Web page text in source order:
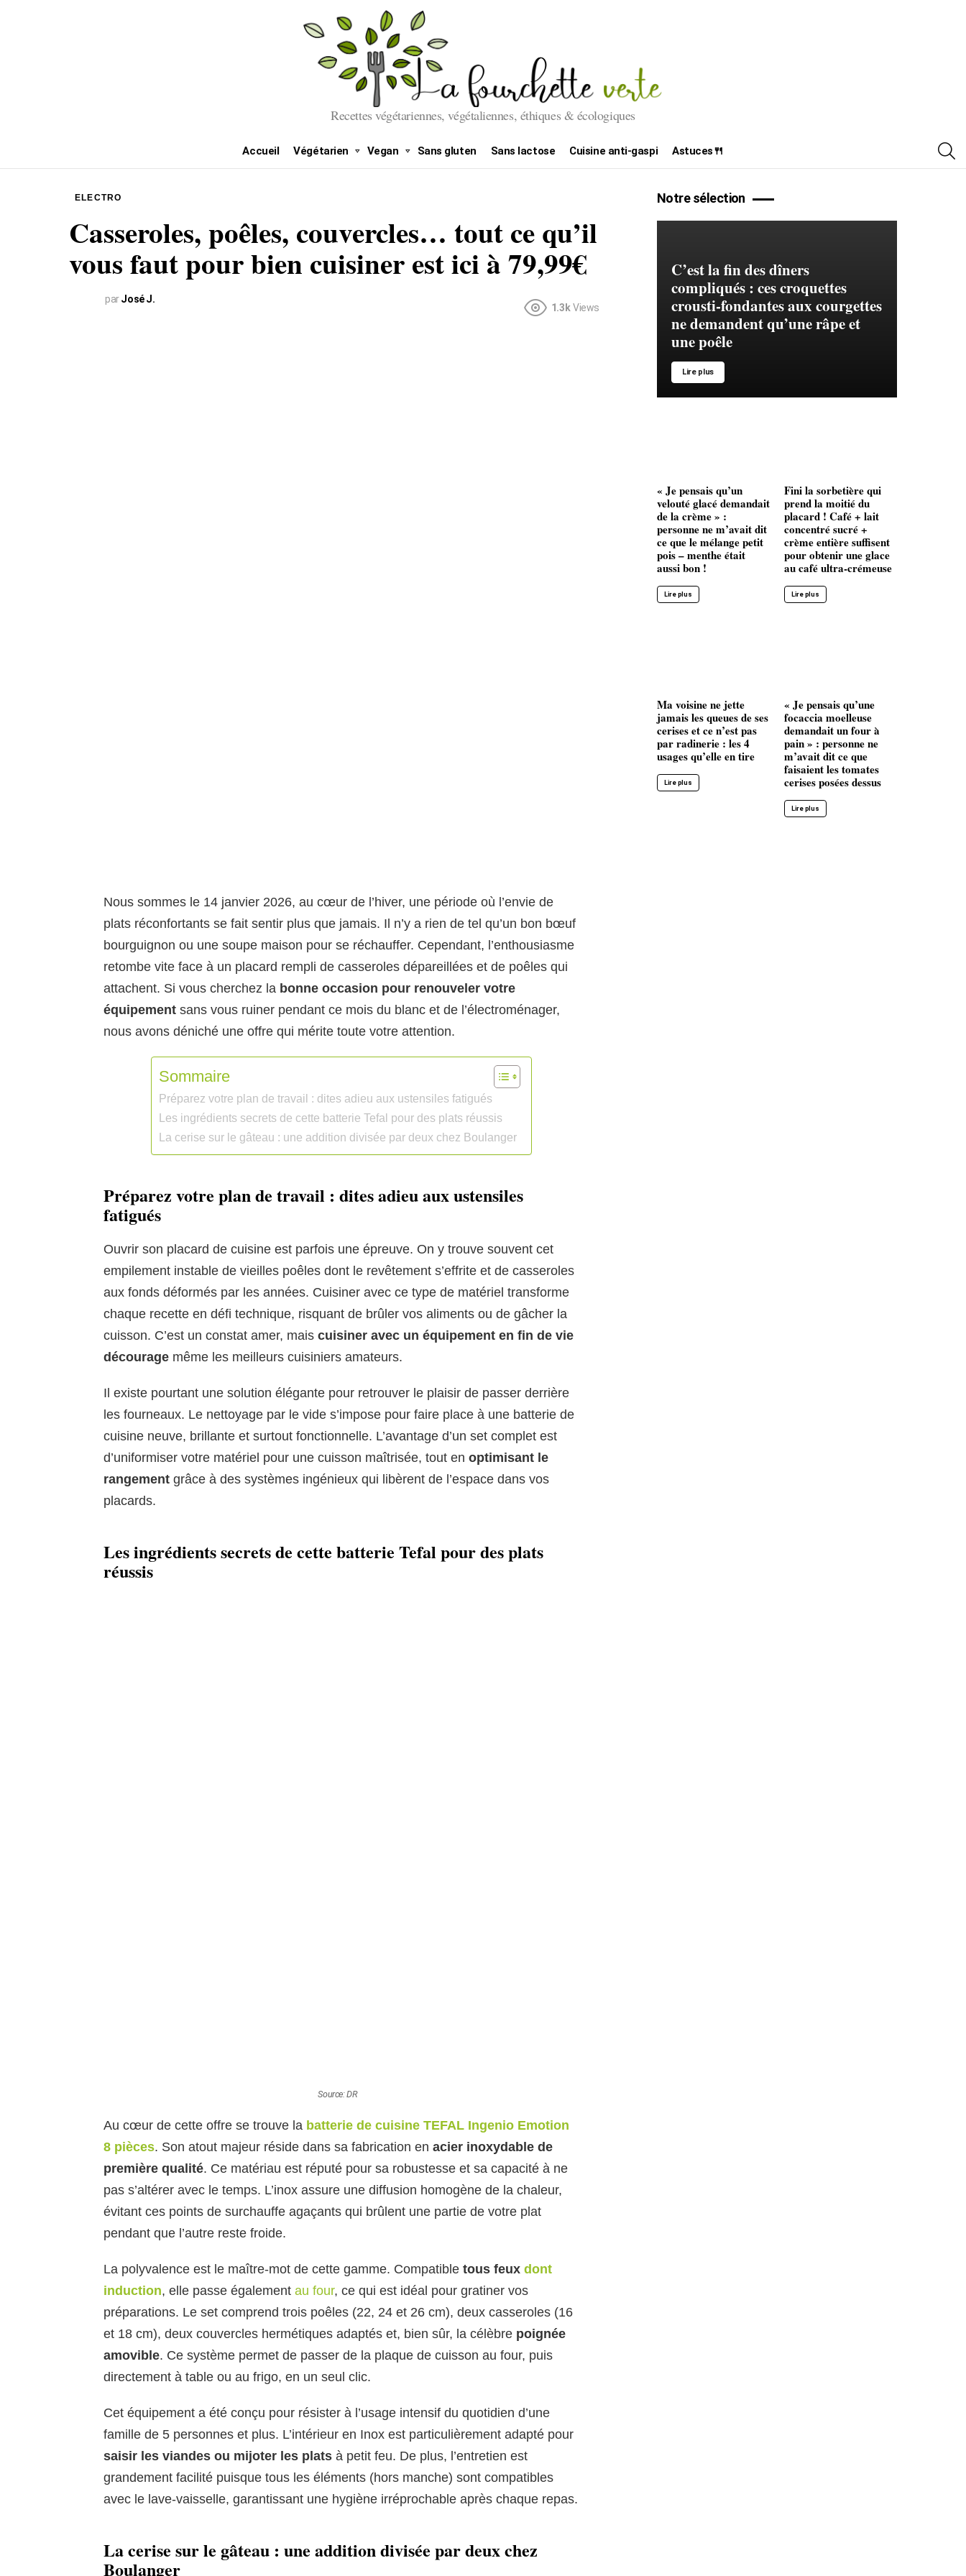
Recettes végétariennes, végétaliennes, éthiques & écologiques
Accueil Végétarien Vegan Sans gluten Sans lactose Cuisine anti-gaspi Astuces🍴
ELECTRO
Casseroles, poêles, couvercles… tout ce qu’il
vous faut pour bien cuisiner est ici à 79,99€
par José J.
1.3k Views
Nous sommes le 14 janvier 2026, au cœur de l’hiver, une période où l’envie de
plats réconfortants se fait sentir plus que jamais. Il n’y a rien de tel qu’un bon bœuf
bourguignon ou une soupe maison pour se réchauffer. Cependant, l’enthousiasme
retombe vite face à un placard rempli de casseroles dépareillées et de poêles qui
attachent. Si vous cherchez la bonne occasion pour renouveler votre
équipement sans vous ruiner pendant ce mois du blanc et de l’électroménager,
nous avons déniché une offre qui mérite toute votre attention.
Sommaire
Préparez votre plan de travail : dites adieu aux ustensiles fatigués
Les ingrédients secrets de cette batterie Tefal pour des plats réussis
La cerise sur le gâteau : une addition divisée par deux chez Boulanger
Préparez votre plan de travail : dites adieu aux ustensiles
fatigués
Ouvrir son placard de cuisine est parfois une épreuve. On y trouve souvent cet
empilement instable de vieilles poêles dont le revêtement s’effrite et de casseroles
aux fonds déformés par les années. Cuisiner avec ce type de matériel transforme
chaque recette en défi technique, risquant de brûler vos aliments ou de gâcher la
cuisson. C’est un constat amer, mais cuisiner avec un équipement en fin de vie
décourage même les meilleurs cuisiniers amateurs.
Il existe pourtant une solution élégante pour retrouver le plaisir de passer derrière
les fourneaux. Le nettoyage par le vide s’impose pour faire place à une batterie de
cuisine neuve, brillante et surtout fonctionnelle. L’avantage d’un set complet est
d’uniformiser votre matériel pour une cuisson maîtrisée, tout en optimisant le
rangement grâce à des systèmes ingénieux qui libèrent de l’espace dans vos
placards.
Les ingrédients secrets de cette batterie Tefal pour des plats
réussis
Source: DR
Au cœur de cette offre se trouve la batterie de cuisine TEFAL Ingenio Emotion
8 pièces. Son atout majeur réside dans sa fabrication en acier inoxydable de
première qualité. Ce matériau est réputé pour sa robustesse et sa capacité à ne
pas s’altérer avec le temps. L’inox assure une diffusion homogène de la chaleur,
évitant ces points de surchauffe agaçants qui brûlent une partie de votre plat
pendant que l’autre reste froide.
La polyvalence est le maître-mot de cette gamme. Compatible tous feux dont
induction, elle passe également au four, ce qui est idéal pour gratiner vos
préparations. Le set comprend trois poêles (22, 24 et 26 cm), deux casseroles (16
et 18 cm), deux couvercles hermétiques adaptés et, bien sûr, la célèbre poignée
amovible. Ce système permet de passer de la plaque de cuisson au four, puis
directement à table ou au frigo, en un seul clic.
Cet équipement a été conçu pour résister à l’usage intensif du quotidien d’une
famille de 5 personnes et plus. L’intérieur en Inox est particulièrement adapté pour
saisir les viandes ou mijoter les plats à petit feu. De plus, l’entretien est
grandement facilité puisque tous les éléments (hors manche) sont compatibles
avec le lave-vaisselle, garantissant une hygiène irréprochable après chaque repas.
La cerise sur le gâteau : une addition divisée par deux chez
Boulanger
Notre sélection
C’est la fin des dîners
compliqués : ces croquettes
crousti-fondantes aux courgettes
ne demandent qu’une râpe et
une poêle
Lire plus
« Je pensais qu’un
velouté glacé demandait
de la crème » :
personne ne m’avait dit
ce que le mélange petit
pois – menthe était
aussi bon !
Lire plus
Fini la sorbetière qui
prend la moitié du
placard ! Café + lait
concentré sucré +
crème entière suffisent
pour obtenir une glace
au café ultra-crémeuse
Lire plus
Ma voisine ne jette
jamais les queues de ses
cerises et ce n’est pas
par radinerie : les 4
usages qu’elle en tire
Lire plus
« Je pensais qu’une
focaccia moelleuse
demandait un four à
pain » : personne ne
m’avait dit ce que
faisaient les tomates
cerises posées dessus
Lire plus